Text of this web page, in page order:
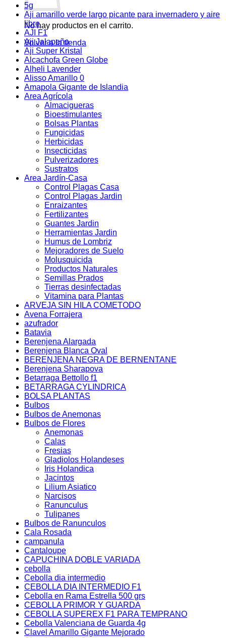
No hay productos en el carrito.
Volver a la tienda
5g
Aji amarillo verde largo picante para invernadero y aire
libre
AJI F1
Aji Jalapeño
Aji Super Kristal
Alcachofa Green Globe
Alheli Lavender
Alisso Amarillo 0
Amapola Gigante de Islandia
Area Agrícola
Almacigueras
Bioestimulantes
Bolsas Plantas
Fungicidas
Herbicidas
Insecticidas
Pulverizadores
Sustratos
Area Jardín-Casa
Control Plagas Casa
Control Plagas Jardin
Enraizantes
Fertilizantes
Guantes Jardin
Herramientas Jardin
Humus de Lombriz
Mejoradores de Suelo
Molusquicida
Productos Naturales
Semillas Prados
Tierras desinfectadas
Vitamina para Plantas
ARVEJA SIN HILA COMETODO
Avena Forrajera
azufrador
Batavia
Berenjena Alargada
Berenjena Blanca Oval
BERENJENA NEGRA DE BERNENTANE
Berenjena Sharapova
Betarraga Bettollo f1
BETARRAGA CYLINDRICA
BOLSA PLANTAS
Bulbos
Bulbos de Anemonas
Bulbos de Flores
Anemonas
Calas
Fresias
Gladiolos Holandeses
Iris Holandica
Jacintos
Lilium Asiatico
Narcisos
Ranunculus
Tulipanes
Bulbos de Ranunculos
Cala Rosada
campanula
Cantaloupe
CAPUCHINA DOBLE VARIADA
cebolla
Cebolla dia intermedio
CEBOLLA DIA INTERMEDIO F1
Cebolla en Rama Estrella 500 grs
CEBOLLA PRIMOR Y GUARDA
CEBOLLA SUPEREX F1 PARA TEMPRANO
Cebolla Valenciana de Guarda 4g
Clavel Amarillo Gigante Mejorado